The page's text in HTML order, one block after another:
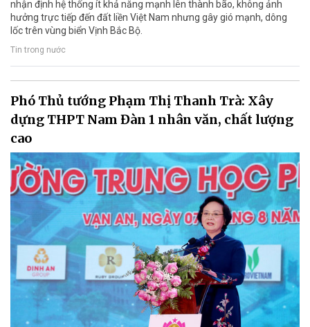
nhận định hệ thống ít khả năng mạnh lên thành bão, không ảnh
hưởng trực tiếp đến đất liền Việt Nam nhưng gây gió mạnh, dông
lốc trên vùng biển Vịnh Bắc Bộ.
Tin trong nước
Phó Thủ tướng Phạm Thị Thanh Trà: Xây
dựng THPT Nam Đàn 1 nhân văn, chất lượng
cao